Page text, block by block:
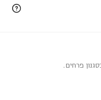
פרחים.